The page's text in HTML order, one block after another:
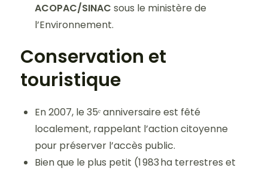
ACOPAC/SINAC sous le ministère de
l’Environnement.
Conservation et
touristique
En 2007, le 35ᵉ anniversaire est fêté
localement, rappelant l’action citoyenne
pour préserver l’accès public.
Bien que le plus petit (1 983 ha terrestres et